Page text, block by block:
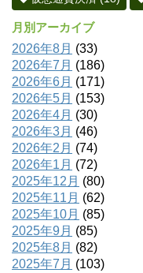
月別アーカイブ
2026年8月 (33)
2026年7月 (186)
2026年6月 (171)
2026年5月 (153)
2026年4月 (30)
2026年3月 (46)
2026年2月 (74)
2026年1月 (72)
2025年12月 (80)
2025年11月 (62)
2025年10月 (85)
2025年9月 (85)
2025年8月 (82)
2025年7月 (103)